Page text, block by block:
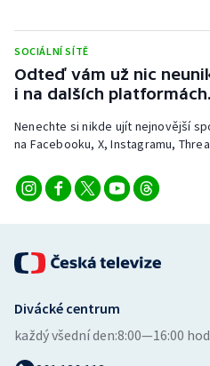
Ragby
Rychlobruslení
Sportovní střelba
Veslování
SOCIÁLNÍ SÍTĚ
Odteď vám už nic
i na dalších platformách.
Nenechte si nikde ujít nejnovější
na Facebooku, X, Instagramu,
Divácké centrum
každý všední den:8:00—16:00